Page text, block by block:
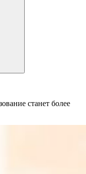
станет более